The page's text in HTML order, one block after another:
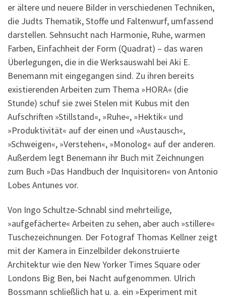
er ältere und neuere Bilder in verschiedenen Techniken,
die Judts Thematik, Stoffe und Faltenwurf, umfassend
darstellen. Sehnsucht nach Harmonie, Ruhe, warmen
Farben, Einfachheit der Form (Quadrat) – das waren
Überlegungen, die in die Werksauswahl bei Aki E.
Benemann mit eingegangen sind. Zu ihren bereits
existierenden Arbeiten zum Thema »HORA« (die
Stunde) schuf sie zwei Stelen mit Kubus mit den
Aufschriften »Stillstand«, »Ruhe«, »Hektik« und
»Produktivität« auf der einen und »Austausch«,
»Schweigen«, »Verstehen«, »Monolog« auf der anderen.
Außerdem legt Benemann ihr Buch mit Zeichnungen
zum Buch »Das Handbuch der Inquisitoren« von Antonio
Lobes Antunes vor.
Von Ingo Schultze-Schnabl sind mehrteilige,
»aufgefächerte« Arbeiten zu sehen, aber auch »stillere«
Tuschezeichnungen. Der Fotograf Thomas Kellner zeigt
mit der Kamera in Einzelbilder dekonstruierte
Architektur wie den New Yorker Times Square oder
Londons Big Ben, bei Nacht aufgenommen. Ulrich
Bossmann schließlich hat u. a. ein »Experiment mit